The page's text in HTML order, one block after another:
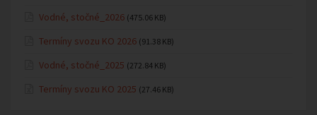
Vodné, stočné_2026 (475.06 KB)
Termíny svozu KO 2026 (91.38 KB)
Vodné, stočné_2025 (272.84 KB)
Termíny svozu KO 2025 (27.46 KB)